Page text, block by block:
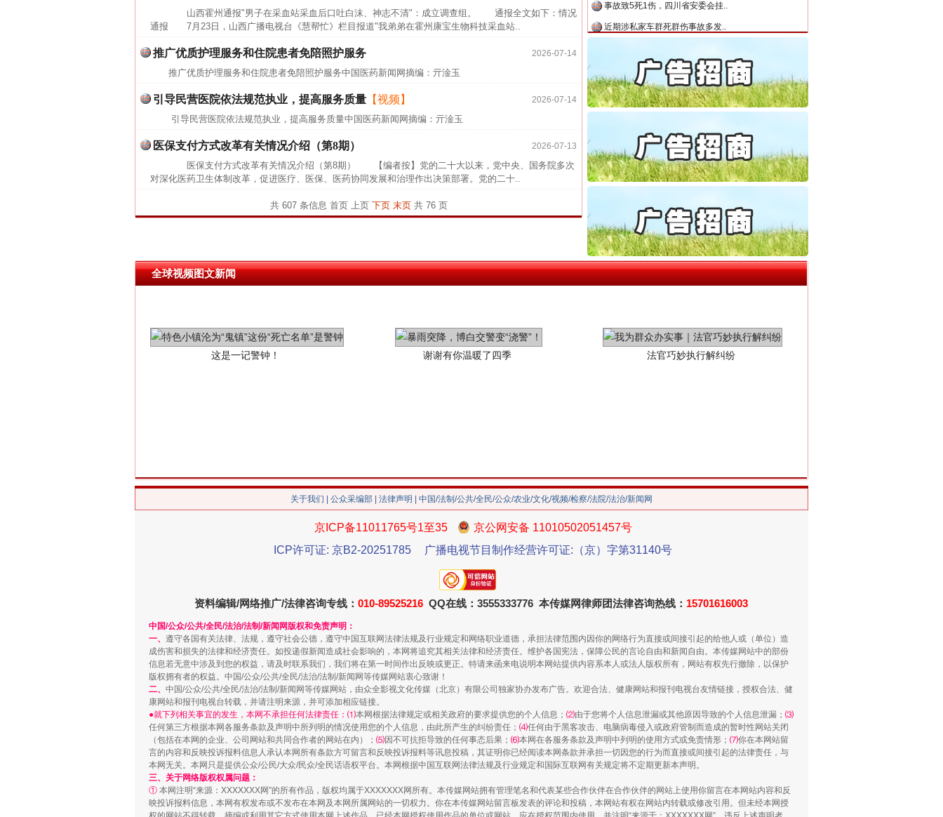
山西霍州通报"男子在采血站采血后口吐白沫、神志不清"：成立调查组。 通报全文如下：情况
通报 7月23日，山西广播电视台《慧帮忙》栏目报道"我弟弟在霍州康宝生物科技采血站..
2026-07-14
推广优质护理服务和住院患者免陪照护服务
推广优质护理服务和住院患者免陪照护服务中国医药新闻网摘编：亓淦玉
2026-07-14
引导民营医院依法规范执业，提高服务质量 【视频】
引导民营医院依法规范执业，提高服务质量中国医药新闻网摘编：亓淦玉
2026-07-13
医保支付方式改革有关情况介绍（第8期）
医保支付方式改革有关情况介绍（第8期） 【编者按】党的二十大以来，党中央、国务院多次
对深化医药卫生体制改革，促进医疗、医保、医药协同发展和治理作出决策部署。党的二十..
共 607 条信息 首页 上页 下页 末页共 76 页
近期涉私家车群死群伤事故多发..
半生相守，一别两宽：这场老年..
26万保费，离婚时为何要分走一..
杨天誉，不得录用为公务员
传销头目出狱后办书院暴力管教..
四川省公安厅征集新型黑恶违法..
中方对6家美国实体采取反制措..
中国发起首例对外贸易国家安全..
从“无产可执”到“全额执行”
最高检抗诉的疑难复杂刑事案件
事故致5死1伤，四川省安委会挂..
全球视频图文新闻
网上购药对药下症？
茶叶“炒上天”
“神药”背后的真相
今年投资意愿榜揭晓 新中国诞生的见证
习近平的博鳌关键词
魏明亮严重违纪违法案透视
关于我们 公众采编部 法律声明 | 中国/法制/公共/全民/公众/农业/文化/视频/检察/法院/法治/新闻网
京ICP备11011765号1至35
京公网安备 11010502051457号
ICP许可证: 京B2-20251785
广播电视节目制作经营许可证:（京）字第31140号
资料编辑/网络推广/法律咨询专线： 010-89525216 QQ在线：3555333776 本传媒网律师团法律咨询热线： 15701616003
中国/公众/公共/全民/法治/法制/新闻网版权和免责声明：
一、 遵守各国有关法律、法规，遵守社会公德，遵守中国互联网法律法规及行业规定和网络职业道德，承担法律范围内因你的网络行为直接或间接引起的给他人或（单位）造
成伤害和损失的法律和经济责任。如投递假新闻造成社会影响的，本网将追究其相关法律和经济责任。维护各国宪法，保障公民的言论自由和新闻自由。本传媒网站中的部份
信息若无意中涉及到您的权益，请及时联系我们，我们将在第一时间作出反映或更正。特请来函来电说明本网站提供内容系本人或法人版权所有，网站有权先行撤除，以保护
版权拥有者的权益。中国/公众/公共/全民/法治/法制/新闻网等传媒网站衷心致谢！
二、 中国/公众/公共/全民/法治/法制/新闻网等传媒网站，由众全影视文化传媒（北京）有限公司独家协办发布广告。欢迎合法、健康网站和报刊电视台友情链接，授权合法、健
康网站和报刊电视台转载，并请注明来源，并可添加相应链接。
●就下列相关事宜的发生，本网不承担任何法律责任：⑴本网根据法律规定或相关政府的要求提供您的个人信息； ⑵由于您将个人信息泄漏或其他原因导致的个人信息泄漏； ⑶
任何第三方根据本网各服务条款及声明中所列明的情况使用您的个人信息，由此所产生的纠纷责任； ⑷任何由于黑客攻击、电脑病毒侵入或政府管制而造成的暂时性网站关闭
（包括在本网的企业、公司网站和共同合作者的网站在内）； ⑸因不可抗拒导致的任何事态后果； ⑹本网在各服务条款及声明中列明的使用方式或免责情形； ⑺你在本网站留
言的内容和反映投诉报料信息人承认本网所有条款方可留言和反映投诉报料等讯息投稿，其证明你已经阅读本网条款并承担一切因您的行为而直接或间接引起的法律责任，与
本网无关。本网只是提供公众/公民/大众/民众/全民话语权平台。本网根据中国互联网法律法规及行业规定和国际互联网有关规定将不定期更新本声明。
三、关于网络版权权属问题：
① 本网注明“来源：XXXXXXX网”的所有作品，版权均属于XXXXXXX网所有。本传媒网站拥有管理笔名和代表某些合作伙伴在合作伙伴的网站上使用你留言在本网站内容和反
映投诉报料信息，本网有权发布或不发布在本网及本网所属网站的一切权力。你在本传媒网站留言板发表的评论和投稿，本网站有权在网站内转载或修改引用。但未经本网授